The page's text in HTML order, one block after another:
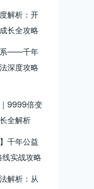
解析：开
长全攻略
系——千年
深度攻略
9999倍变
全解析
千年公益
实战攻略
解析：从